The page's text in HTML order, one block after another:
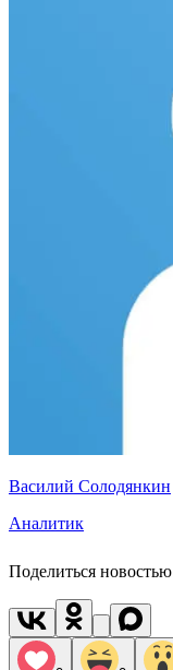
Василий Солодянкин
Аналитик
Поделиться новостью